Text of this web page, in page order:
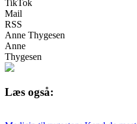
TikTok
Mail
RSS
Anne Thygesen
Anne
Thygesen
Læs også: